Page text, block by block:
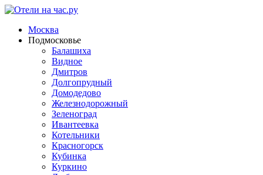
Москва
Подмосковье
Балашиха
Видное
Дмитров
Долгопрудный
Домодедово
Железнодорожный
Зеленоград
Ивантеевка
Котельники
Красногорск
Кубинка
Куркино